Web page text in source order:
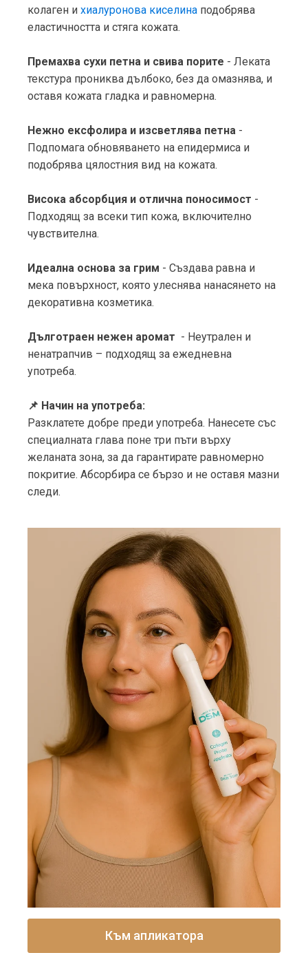
колаген и хиалуронова киселина подобрява
еластичността и стяга кожата.
Премахва сухи петна и свива порите - Леката
текстура прониква дълбоко, без да омазнява, и
оставя кожата гладка и равномерна.
Нежно ексфолира и изсветлява петна -
Подпомага обновяването на епидермиса и
подобрява цялостния вид на кожата.
Висока абсорбция и отлична поносимост -
Подходящ за всеки тип кожа, включително
чувствителна.
Идеална основа за грим - Създава равна и
мека повърхност, която улеснява нанасянето на
декоративна козметика.
Дълготраен нежен аромат - Неутрален и
ненатрапчив – подходящ за ежедневна
употреба.
📌 Начин на употреба:
Разклатете добре преди употреба. Нанесете със
специалната глава поне три пъти върху
желаната зона, за да гарантирате равномерно
покритие. Абсорбира се бързо и не оставя мазни
следи.
Към апликатора